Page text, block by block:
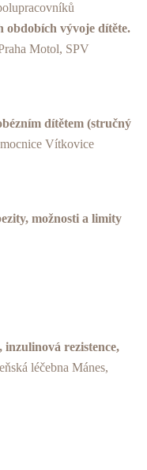
obdobích vývoje dítěte.
Motol, SPV
dítětem (stručný
Vítkovice
možnosti a limity
inzulinová rezistence,
léčebna Mánes,